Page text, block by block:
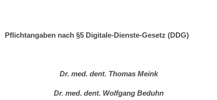
Pflichtangaben nach §5 Digitale-Dienste-Gesetz (DDG)
Dr. med. dent. Thomas Meink
Dr. med. dent. Wolfgang Beduhn